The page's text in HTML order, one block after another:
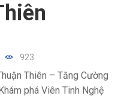
923
Thiên – Tăng Cường
phá Viên Tinh Nghệ